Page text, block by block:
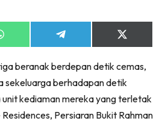
Share
on
Share
on
(Twitter)
beranak berdepan detik cemas,
sekeluarga berhadapan detik
kediaman mereka yang terletak
Persiaran Bukit Rahman